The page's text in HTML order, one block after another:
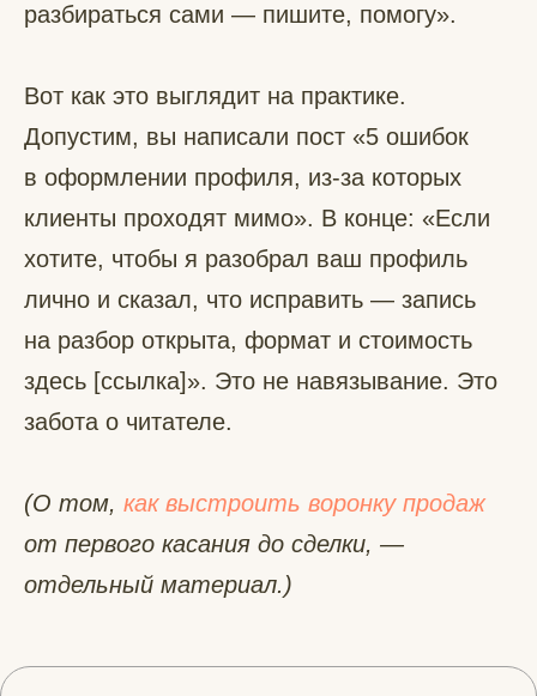
разбираться сами — пишите, помогу».
Вот как это выглядит на практике.
Допустим, вы написали пост «5 ошибок
в оформлении профиля, из-за которых
клиенты проходят мимо». В конце: «Если
хотите, чтобы я разобрал ваш профиль
лично и сказал, что исправить — запись
на разбор открыта, формат и стоимость
здесь [ссылка]». Это не навязывание. Это
забота о читателе.
(О том, как выстроить воронку продаж
от первого касания до сделки, —
отдельный материал.)